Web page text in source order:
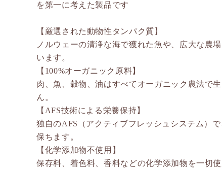
を第一に考えた製品です
【厳選された動物性タンパク質】
ノルウェーの清浄な海で獲れた魚や、広大な農
います。
【100%オーガニック原料】
肉、魚、穀物、油はすべてオーガニック農法で
ん。
【AFS技術による栄養保持】
独自のAFS（アクティブフレッシュシステム）
保ちます。
【化学添加物不使用】
保存料、着色料、香料などの化学添加物を一切